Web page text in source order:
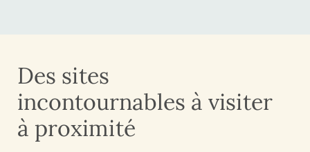
Des sites
incontournables à visiter
à proximité